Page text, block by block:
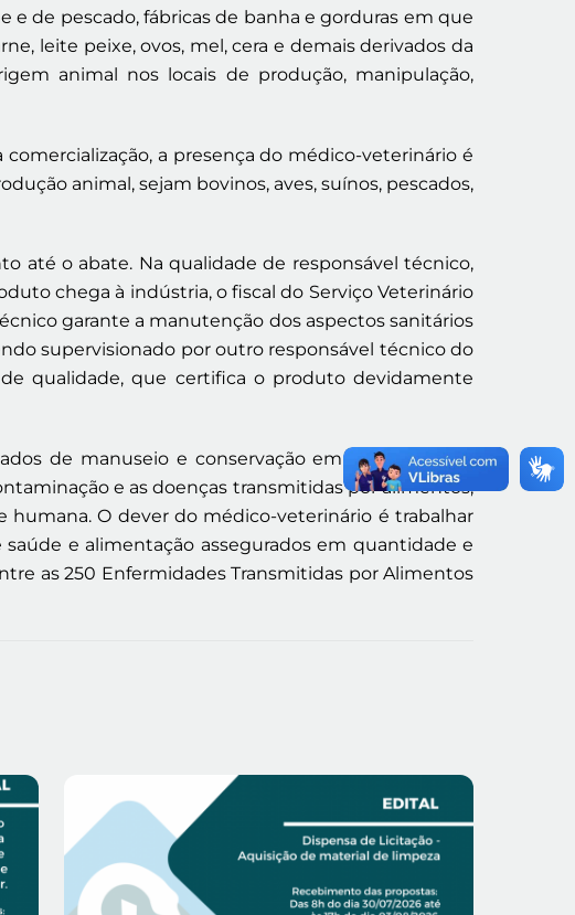
e de pescado, fábricas de banha e gorduras em que
leite peixe, ovos, mel, cera e demais derivados da
animal nos locais de produção, manipulação,
a presença do médico-veterinário é
animal, sejam bovinos, aves, suínos, pescados,
até o abate. Na qualidade de responsável técnico,
chega à indústria, o fiscal do Serviço Veterinário
garante a manutenção dos aspectos sanitários
supervisionado por outro responsável técnico do
qualidade, que certifica o produto devidamente
de manuseio e conservação em toda a cadeia
e as doenças transmitidas por alimentos,
humana. O dever do médico-veterinário é trabalhar
e alimentação assegurados em quantidade e
as 250 Enfermidades Transmitidas por Alimentos